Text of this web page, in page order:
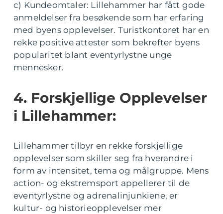
c) Kundeomtaler: Lillehammer har fått gode
anmeldelser fra besøkende som har erfaring
med byens opplevelser. Turistkontoret har en
rekke positive attester som bekrefter byens
popularitet blant eventyrlystne unge
mennesker.
4. Forskjellige Opplevelser
i Lillehammer:
Lillehammer tilbyr en rekke forskjellige
opplevelser som skiller seg fra hverandre i
form av intensitet, tema og målgruppe. Mens
action- og ekstremsport appellerer til de
eventyrlystne og adrenalinjunkiene, er
kultur- og historieopplevelser mer